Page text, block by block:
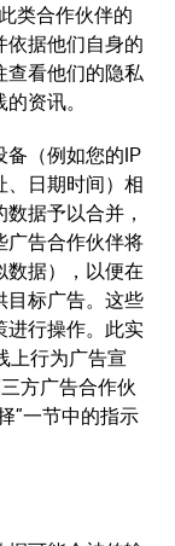
类合作伙伴的
依据他们自身的
查看他们的隐私
资讯。
备（例如您的IP
、日期时间）相
据予以合并，
广告合作伙伴将
数据），以便在
目标广告。这些
进行操作。此实
上行为广告宣
方广告合作伙
”一节中的指示